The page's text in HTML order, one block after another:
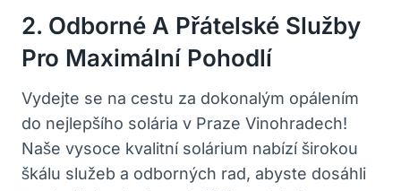
2.⁤ Odborné A ⁣přátelské Služby
Pro Maximální Pohodlí
Vydejte se na cestu za dokonalým opálením
do ⁣nejlepšího solária v Praze Vinohradech!
Naše vysoce kvalitní‌ solárium‍ nabízí širokou
škálu služeb a odborných rad, abyste⁣ dosáhli